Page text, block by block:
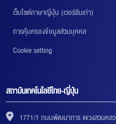
เว็บไซต์ภาษาญี่ปุ่น (เวอร์ชันเก่า)
การคุ้มครองข้อมูลส่วนบุคคล
Cookie setting
สถาบันเทคโนโลยีไทย-ญี่ปุ่น
1771/1 ถนนพัฒนาการ แขวงสวนหล